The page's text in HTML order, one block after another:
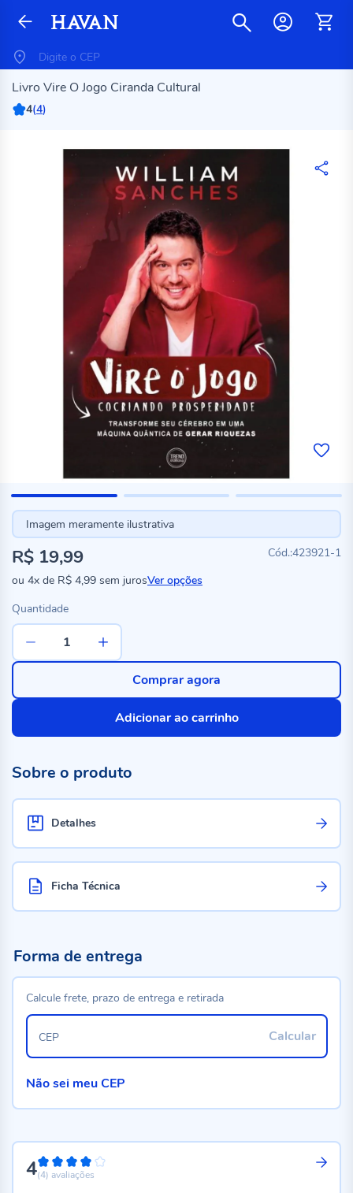
Livro Vire O Jogo Ciranda Cultural
4(4)
Imagem meramente ilustrativa
423921-1
R$ 19,99
ou 4x de R$ 4,99 sem jurosVer opções
Quantidade
Adicionar ao carrinho
Comprar agora
Sobre o produto
Detalhes
Ficha Técnica
480%
(4) avaliações
Forma de entrega
Calcule frete, prazo de entrega e retirada
Calcular
CEP
Não sei meu CEP